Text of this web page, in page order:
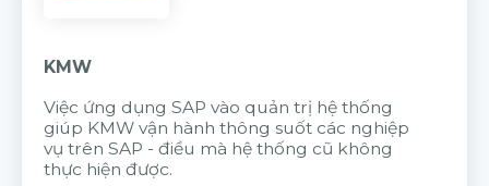
KMW
Việc ứng dụng SAP vào quản trị hệ thống
giúp KMW vận hành thông suốt các nghiệp
vụ trên SAP - điều mà hệ thống cũ không
thực hiện được.